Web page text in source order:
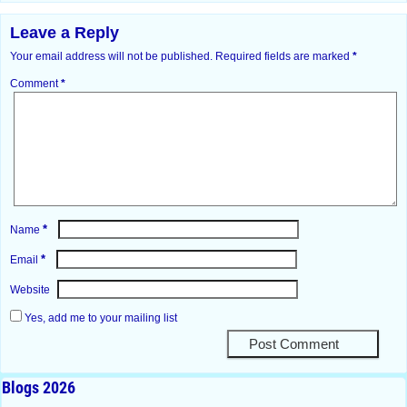
Leave a Reply
Your email address will not be published. Required fields are marked *
Comment*
Name *
Email *
Website
Yes, add me to your mailing list
Blogs 2026